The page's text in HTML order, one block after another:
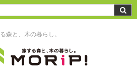
森と、木の暮らし。